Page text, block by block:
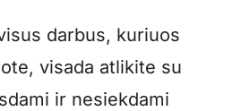
darbus, kuriuos
visada atlikite su
ir nesiekdami